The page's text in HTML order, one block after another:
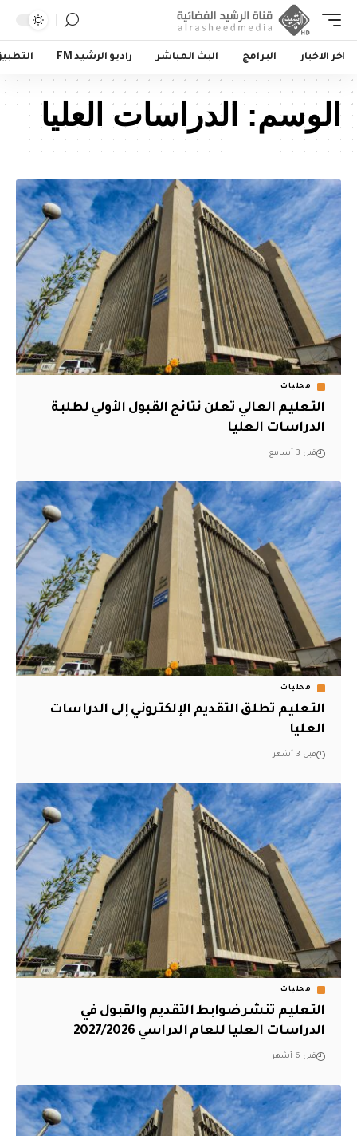
اخر الاخبار البرامج البث المباشر راديو الرشيد FM
الوسم: الدراسات العليا
محليات
التعليم العالي تعلن نتائج القبول الأولي لطلبة
الدراسات العليا
قبل 3 أسابيع
محليات
التعليم تطلق التقديم الإلكتروني إلى الدراسات
العليا
قبل 3 أشهر
محليات
التعليم تنشر ضوابط التقديم والقبول في
الدراسات العليا للعام الدراسي 2027/2026
قبل 6 أشهر